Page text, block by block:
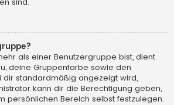
als einer Benutzergruppe bist, dient
deine Gruppenfarbe sowie den
dir standardmäßig angezeigt wird,
kann dir die Berechtigung geben,
persönlichen Bereich selbst festzulegen.